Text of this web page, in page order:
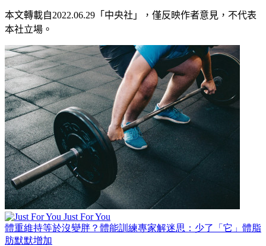
本文轉載自2022.06.29 「中央社」
，僅反映作者意見，不代表
本社立場。
Just For You
體重維持等於沒變胖？體能訓練專家解迷思：少了「它」體脂
肪默默增加